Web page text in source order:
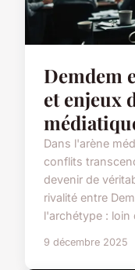
Demdem
et enjeux
Dans l'arène
conflits
devenir de
rivalité entre
l'archétype : loin
9 décembre 2025